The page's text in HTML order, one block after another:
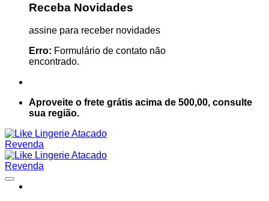
Receba Novidades
assine para receber novidades
Erro: Formulário de contato não
encontrado.
Aproveite o frete grátis acima de 500,00, consulte
sua região.